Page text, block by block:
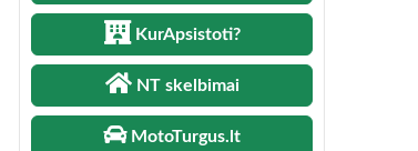
KurApsistoti?
NT skelbimai
MotoTurgus.lt